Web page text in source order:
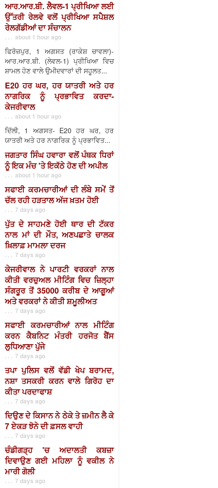
ਆਰ.ਆਰ.ਬੀ. ਲੈਵਲ-1 ਪ੍ਰੀਖਿਆ ਲਈ
ਉੱਤਰੀ ਰੇਲਵੇ ਵਲੋਂ ਪ੍ਰੀਖਿਆ ਸਪੈਸ਼ਲ
ਰੇਲਗੱਡੀਆਂ ਦਾ ਸੰਚਾਲਨ
. . . about 1 hour ago
ਫਿਰੋਜ਼ਪੁਰ, 1 ਅਗਸਤ (ਰਾਕੇਸ਼ ਚਾਵਲਾ)-
ਆਰ.ਆਰ.ਬੀ. (ਲੇਵਲ-1) ਪ੍ਰੀਖਿਆ ਵਿਚ
ਸ਼ਾਮਲ ਹੋਣ ਵਾਲੇ ਉਮੀਦਵਾਰਾਂ ਦੀ ਸਹੂਲਤ...
E20 ਹਰ ਘਰ, ਹਰ ਯਾਤਰੀ ਅਤੇ ਹਰ
ਨਾਗਰਿਕ ਨੂੰ ਪ੍ਰਭਾਵਿਤ ਕਰਦਾ-
ਕੇਜਰੀਵਾਲ
. . . about 1 hour ago
ਦਿੱਲੀ, 1 ਅਗਸਤ- E20 ਹਰ ਘਰ, ਹਰ
ਯਾਤਰੀ ਅਤੇ ਹਰ ਨਾਗਰਿਕ ਨੂੰ ਪ੍ਰਭਾਵਿਤ...
ਜਗਤਾਰ ਸਿੰਘ ਹਵਾਰਾ ਵਲੋਂ ਪੰਥਕ ਧਿਰਾਂ
ਨੂੰ ਇਕ ਮੰਚ 'ਤੇ ਇਕੱਠੇ ਹੋਣ ਦੀ ਅਪੀਲ
. . . about 1 hour ago
ਸਫਾਈ ਕਰਮਚਾਰੀਆਂ ਦੀ ਲੰਬੇ ਸਮੇਂ ਤੋਂ
ਚੱਲ ਰਹੀ ਹੜਤਾਲ ਅੱਜ ਖ਼ਤਮ ਹੋਈ
. . . 7 days ago
ਪੁੱਤ ਦੇ ਸਾਹਮਣੇ ਹੋਈ ਥਾਰ ਦੀ ਟੱਕਰ
ਨਾਲ ਮਾਂ ਦੀ ਮੌਤ, ਅਣਪਛਾਤੇ ਚਾਲਕ
ਖ਼ਿਲਾਫ਼ ਮਾਮਲਾ ਦਰਜ
. . . 7 days ago
ਕੇਜਰੀਵਾਲ ਨੇ ਪਾਰਟੀ ਵਰਕਰਾਂ ਨਾਲ
ਕੀਤੀ ਵਰਚੁਅਲ ਮੀਟਿੰਗ ਵਿਚ ਜ਼ਿਲ੍ਹਾ
ਸੰਗਰੂਰ ਤੋਂ 35000 ਕਰੀਬ ਦੇ ਆਗੂਆਂ
ਅਤੇ ਵਰਕਰਾਂ ਨੇ ਕੀਤੀ ਸ਼ਮੂਲੀਅਤ
. . . 7 days ago
ਸਫਾਈ ਕਰਮਚਾਰੀਆਂ ਨਾਲ ਮੀਟਿੰਗ
ਕਰਨ ਕੈਬਨਿਟ ਮੰਤਰੀ ਹਰਜੋਤ ਬੈਂਸ
ਲੁਧਿਆਣਾ ਪੁੱਜੇ
. . . 7 days ago
ਤਪਾ ਪੁਲਿਸ ਵਲੋਂ ਵੱਡੀ ਖੇਪ ਬਰਾਮਦ,
ਨਸ਼ਾ ਤਸਕਰੀ ਕਰਨ ਵਾਲੇ ਗਿਰੋਹ ਦਾ
ਕੀਤਾ ਪਰਦਾਫਾਸ਼
. . . 7 days ago
ਦਿਉਣ ਦੇ ਕਿਸਾਨ ਨੇ ਠੇਕੇ ਤੇ ਜ਼ਮੀਨ ਲੈ ਕੇ
7 ਏਕੜ ਝੋਨੇ ਦੀ ਫ਼ਸਲ ਵਾਹੀ
. . . 7 days ago
ਚੰਡੀਗੜ੍ਹ 'ਚ ਅਦਾਲਤੀ ਕਬਜ਼ਾ
ਦਿਵਾਉਣ ਗਈ ਮਹਿਲਾ ਨੂੰ ਵਕੀਲ ਨੇ
ਮਾਰੀ ਗੋਲੀ
. . . 7 days ago